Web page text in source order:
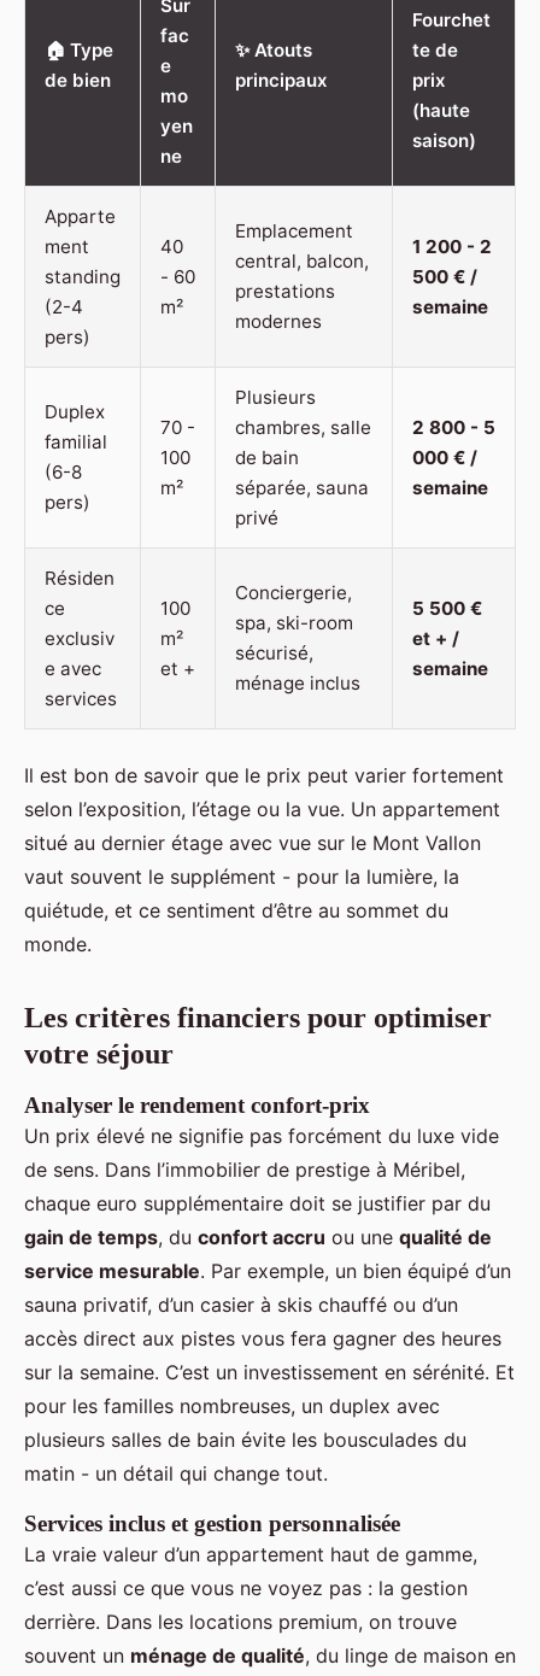
🏠 Type
de bien
Sur
fac
e
mo
yen
ne
✨ Atouts
principaux
Fourchet
te de
prix
(haute
saison)
Apparte
ment
standing
(2-4
pers)
40
- 60
m²
Emplacement
central, balcon,
prestations
modernes
1 200 - 2
500 € /
semaine
Duplex
familial
(6-8
pers)
70 -
100
m²
Plusieurs
chambres, salle
de bain
séparée, sauna
privé
2 800 - 5
000 € /
semaine
Résiden
ce
exclusiv
e avec
services
100
m²
et +
Conciergerie,
spa, ski-room
sécurisé,
ménage inclus
5 500 €
et + /
semaine
Il est bon de savoir que le prix peut varier fortement
selon l’exposition, l’étage ou la vue. Un appartement
situé au dernier étage avec vue sur le Mont Vallon
vaut souvent le supplément - pour la lumière, la
quiétude, et ce sentiment d’être au sommet du
monde.
Les critères financiers pour optimiser
votre séjour
Analyser le rendement confort-prix
Un prix élevé ne signifie pas forcément du luxe vide
de sens. Dans l’immobilier de prestige à Méribel,
chaque euro supplémentaire doit se justifier par du
gain de temps, du confort accru ou une qualité de
service mesurable. Par exemple, un bien équipé d’un
sauna privatif, d’un casier à skis chauffé ou d’un
accès direct aux pistes vous fera gagner des heures
sur la semaine. C’est un investissement en sérénité. Et
pour les familles nombreuses, un duplex avec
plusieurs salles de bain évite les bousculades du
matin - un détail qui change tout.
Services inclus et gestion personnalisée
La vraie valeur d’un appartement haut de gamme,
c’est aussi ce que vous ne voyez pas : la gestion
derrière. Dans les locations premium, on trouve
souvent un ménage de qualité, du linge de maison en